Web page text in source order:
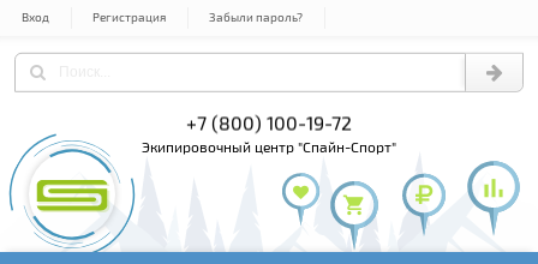
Вход Регистрация Забыли пароль?
+7 (800) 100-19-72
экипировочный центр "Спайн-Спорт"